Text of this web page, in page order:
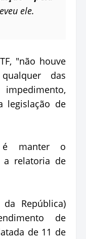
ele.
"não houve
das
legislação de
manter o
a relatoria de
da República)
de
de 11 de